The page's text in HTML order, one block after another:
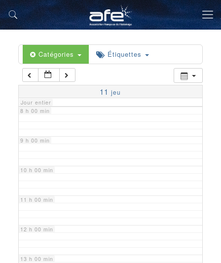
Catégories Étiquettes
11 jeu
Jour entier
5 h 00 min
6 h 00 min
7 h 00 min
8 h 00 min
9 h 00 min
10 h 00 min
11 h 00 min
12 h 00 min
13 h 00 min